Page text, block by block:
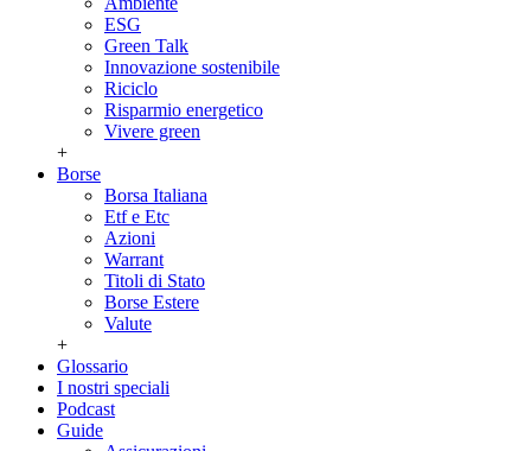
ESG
Green Talk
Innovazione sostenibile
Riciclo
Risparmio energetico
Vivere green
+
Borse
Borsa Italiana
Etf e Etc
Azioni
Warrant
Titoli di Stato
Borse Estere
Valute
+
Glossario
I nostri speciali
Podcast
Guide